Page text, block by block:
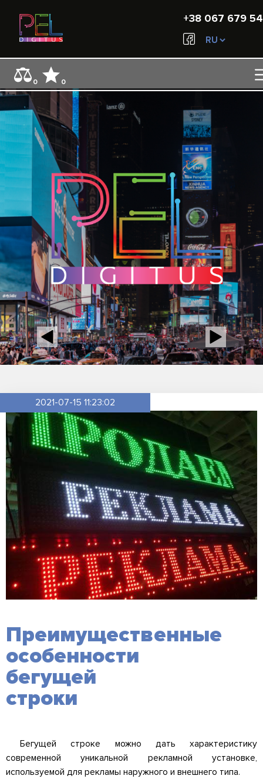
+38 067 679
0 0
2021-07-15 11:23:02
Преимущественные
особенности
бегущей
строки
Бегущей строке можно дать характеристику
современной уникальной рекламной установке,
используемой для рекламы наружного и внешнего типа.